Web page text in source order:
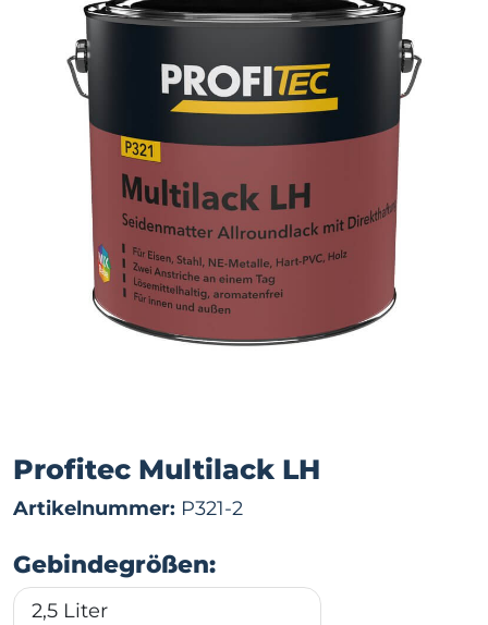
Profitec Multilack LH
Artikelnummer: P321-2
Gebindegrößen:
2,5 Liter